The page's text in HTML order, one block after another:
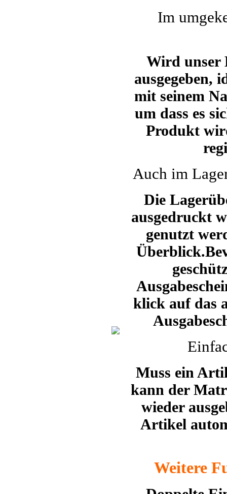
Im
Wird unser
ausgegeben,
mit seinem
um dass es
Produkt
Auch im
Die
ausgedruckt
genutzt
klick auf das
Muss ein
kann der
wieder
Artikel
Weitere